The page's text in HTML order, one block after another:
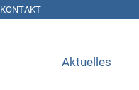
KONTAKT
Aktuelles